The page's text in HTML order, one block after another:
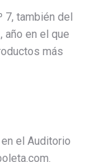
7, también del
año en el que
más
el Auditorio